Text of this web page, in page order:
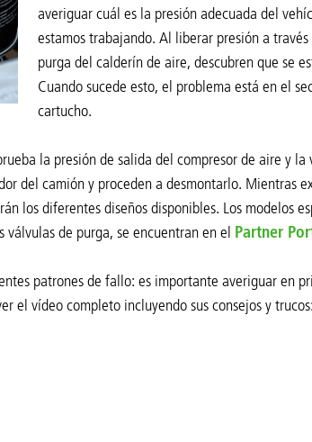
averiguar cuál es la presión adecuada del
estamos trabajando. Al liberar presión a
purga del calderín de aire, descubren que se
Cuando sucede esto, el problema está en el
cartucho.
la presión de salida del compresor de aire y
del camión y proceden a desmontarlo. Mientras
los diferentes diseños disponibles. Los modelos
de purga, se encuentran en el Partner
patrones de fallo: es importante averiguar en
el vídeo completo incluyendo sus consejos y trucos: